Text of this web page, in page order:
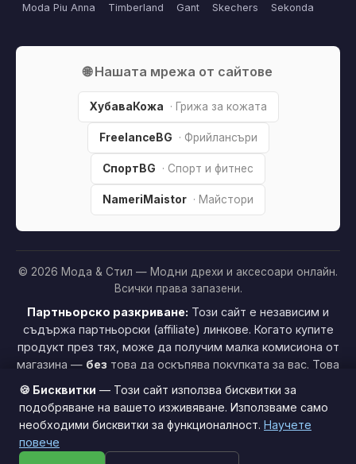
Moda Piu Anna
Timberland Gant Skechers Sekonda
🌐 Нашата мрежа от сайтове
ХубаваКожа · Грижа за кожата
FreelanceBG · Фрийлансъри
СпортBG · Спорт и фитнес
NameriMaistor · Майстори
© 2026 Мода & Стил — Модни дрехи и аксесоари онлайн.
Всички права запазени.
Партньорско разкриване: Този сайт е независим и
съдържа партньорски (affiliate) линкове. Когато купите
продукт през тях, може да получим малка комисиона от
магазина — без това да оскъпява покупката за вас. Това
Този сайт използва бисквитки за по-добро потребителско
🍪 Бисквитки — Този сайт използва бисквитки за
подобряване на вашето изживяване. Използваме само
необходими бисквитки за функционалност. Научете
повече